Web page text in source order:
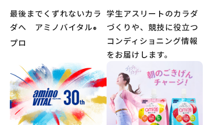
最後までくずれないカラ
ダへ アミノバイタル®
プロ
学生アスリートのカラダ
づくりや、競技に役立つ
コンディショニング情報
をお届けします。